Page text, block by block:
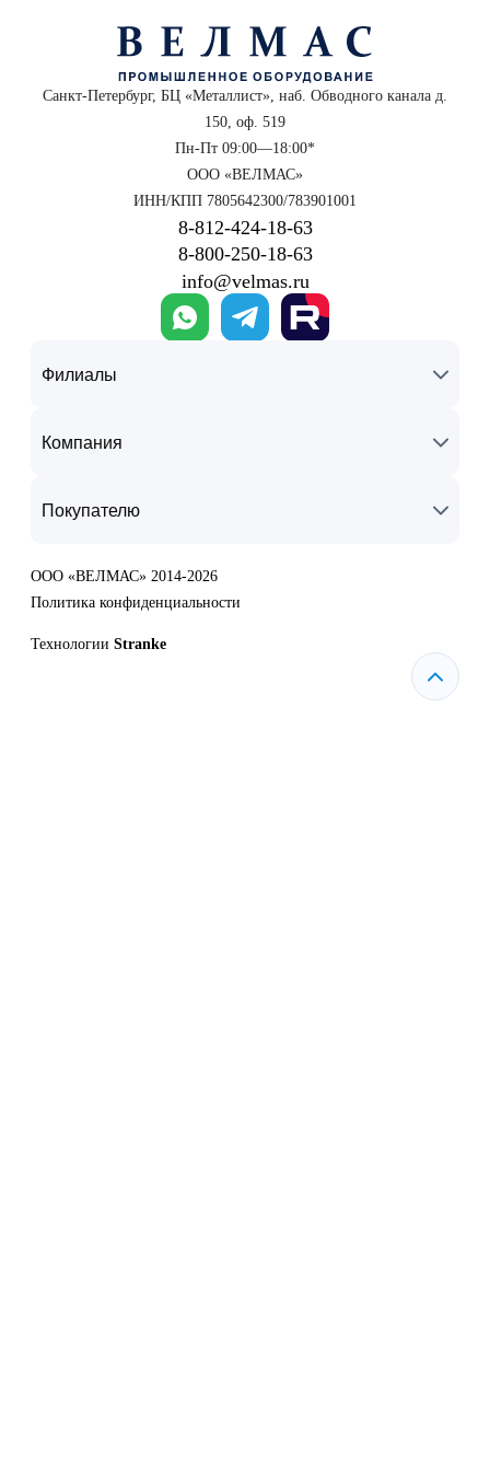
Санкт-Петербург, БЦ «Металлист», наб. Обводного канала д.
150, оф. 519
Пн-Пт 09:00—18:00*
ООО «ВЕЛМАС»
ИНН/КПП 7805642300/783901001
8‑812‑424‑18‑63
8‑800‑250‑18‑63
info@velmas.ru
Филиалы
Компания
Покупателю
ООО «ВЕЛМАС» 2014-2026
Политика конфиденциальности
Технологии Stranke